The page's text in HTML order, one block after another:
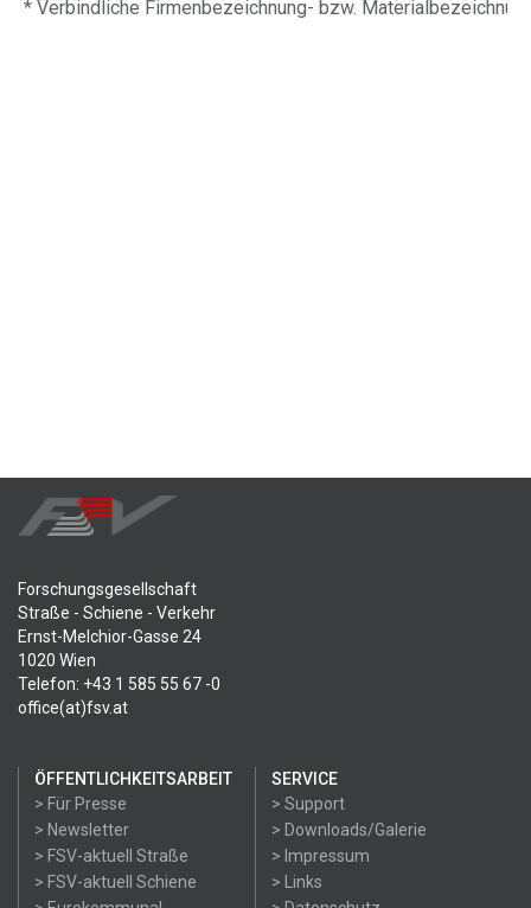
* Verbindliche Firmenbezeichnung- bzw.
Forschungsgesellschaft
Straße - Schiene - Verkehr
Ernst-Melchior-Gasse 24
1020 Wien
Telefon: +43 1 585 55 67 -0
office(at)fsv.at
ÖFFENTLICHKEITSARBEIT
> Für Presse
> Newsletter
> FSV-aktuell Straße
> FSV-aktuell Schiene
SERVICE
> Support
> Downloads/Galerie
> Impressum
> Links